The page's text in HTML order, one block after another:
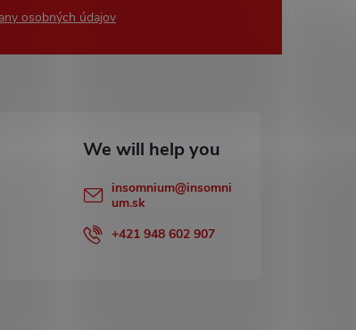
osobných údajov
insomnium@insomni
um.sk
+421 948 602 907